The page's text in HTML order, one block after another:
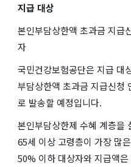
지급 대상
본인부담상한액 초과금 지급
자
국민건강보험공단은 지급 대
부담상한액 초과금 지급신청
로 발송할 예정입니다.
본인부담상한제 수혜 계층을
65세 이상 고령층이 가장 많
50% 이하 대상자와 지급액